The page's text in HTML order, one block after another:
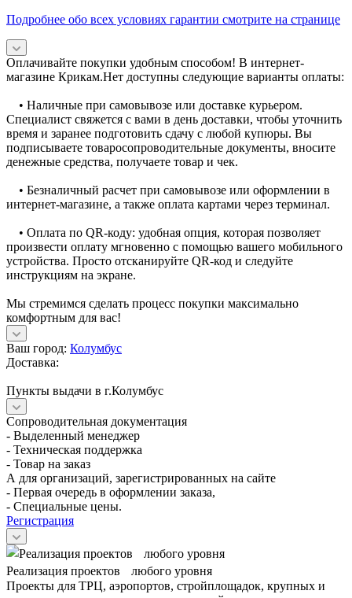
Подробнее обо всех условиях гарантии смотрите на странице
Оплачивайте покупки удобным способом! В интернет-
магазине Крикам.Нет доступны следующие варианты оплаты:
• Наличные при самовывозе или доставке курьером.
Специалист свяжется с вами в день доставки, чтобы уточнить
время и заранее подготовить сдачу с любой купюры. Вы
подписываете товаросопроводительные документы, вносите
денежные средства, получаете товар и чек.
• Безналичный расчет при самовывозе или оформлении в
интернет-магазине, а также оплата картами через терминал.
• Оплата по QR-коду: удобная опция, которая позволяет
произвести оплату мгновенно с помощью вашего мобильного
устройства. Просто отсканируйте QR-код и следуйте
инструкциям на экране.
Мы стремимся сделать процесс покупки максимально
комфортным для вас!
Ваш город: Колумбус
Доставка:
Пункты выдачи в г.Колумбус
Сопроводительная документация
- Выделенный менеджер
- Техническая поддержка
- Товар на заказ
А для организаций, зарегистрированных на сайте
- Первая очередь в оформлении заказа,
- Специальные цены.
Регистрация
Реализация проектов любого уровня
Проекты для ТРЦ, аэропортов, стройплощадок, крупных и